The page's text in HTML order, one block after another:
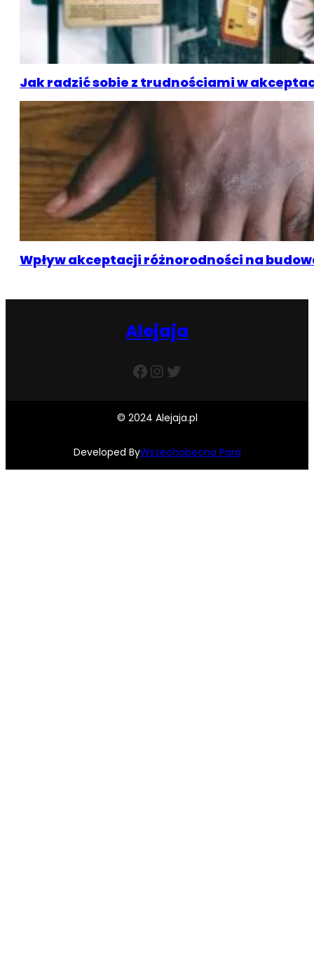
Jak radzić sobie z trudnościami w
Wpływ akceptacji różnorodności na
Alejaja
Facebook InstagramTwitter
© 2024 Alejaja.pl
Developed ByWszechobecna Para